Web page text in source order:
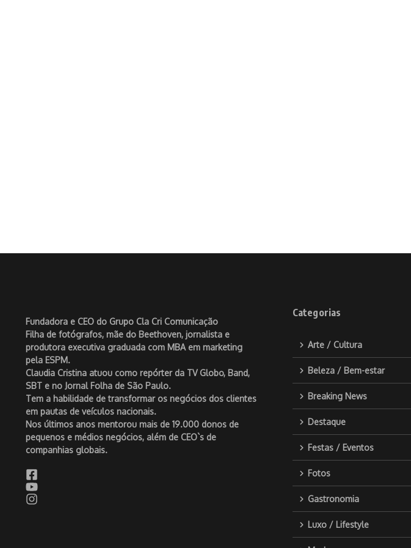
Fundadora e CEO do Grupo Cla Cri Comunicação
Filha de fotógrafos, mãe do Beethoven, jornalista e
produtora executiva graduada com MBA em marketing
pela ESPM.
Claudia Cristina atuou como repórter da TV Globo, Band,
SBT e no Jornal Folha de São Paulo.
Tem a habilidade de transformar os negócios dos clientes
em pautas de veículos nacionais.
Nos últimos anos mentorou mais de 19.000 donos de
pequenos e médios negócios, além de CEO`s de
companhias globais.
Categorias
Arte / Cultura
Beleza / Bem-estar
Breaking News
Destaque
Festas / Eventos
Fotos
Gastronomia
Luxo / Lifestyle